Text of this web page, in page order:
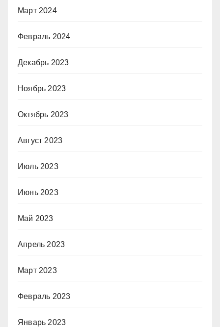
Март 2024
Февраль 2024
Декабрь 2023
Ноябрь 2023
Октябрь 2023
Август 2023
Июль 2023
Июнь 2023
Май 2023
Апрель 2023
Март 2023
Февраль 2023
Январь 2023